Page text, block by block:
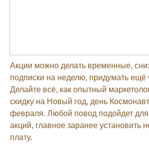
Акции можно делать временные,
подписки на неделю, придумать ещё
Делайте всё, как опытный
скидку на Новый год, день
февраля. Любой повод подойдет
акций, главное заранее установить
плату.